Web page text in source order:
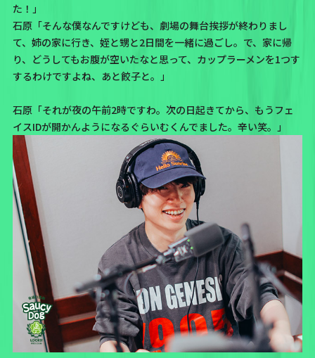
た！」
石原「そんな僕なんですけども、劇場の舞台挨拶が終わりまし
て、姉の家に行き、姪と甥と2日間を一緒に過ごし。で、家に帰
り、どうしてもお腹が空いたなと思って、カップラーメンを1つす
するわけですよね、あと餃子と。」
石原「それが夜の午前2時ですわ。次の日起きてから、もうフェ
イスIDが開かんようになるぐらいむくんでました。辛い笑。」